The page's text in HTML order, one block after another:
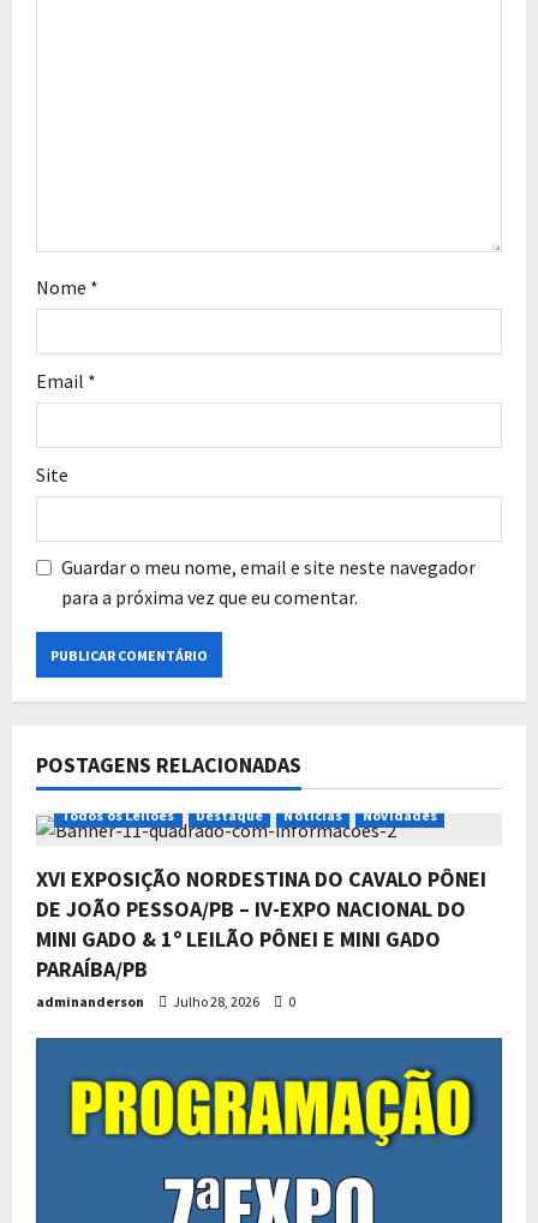
Nome *
Email *
Site
Guardar o meu nome, email e site neste navegador
para a próxima vez que eu comentar.
POSTAGENS RELACIONADAS
Todos os Leilões Destaque Notícias Novidades
XVI EXPOSIÇÃO NORDESTINA DO CAVALO PÔNEI
DE JOÃO PESSOA/PB – IV-EXPO NACIONAL DO
MINI GADO & 1º LEILÃO PÔNEI E MINI GADO
PARAÍBA/PB
adminanderson Julho 28, 2026 0
2
Todos os Leilões Destaque
Exclusivo
Programação da 7ª Expo Alpes
Pônei 2026
Junho 18, 2026 0
Todos os Leilões Destaque